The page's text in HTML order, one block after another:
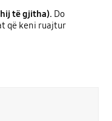
të gjitha). Do
që keni ruajtur